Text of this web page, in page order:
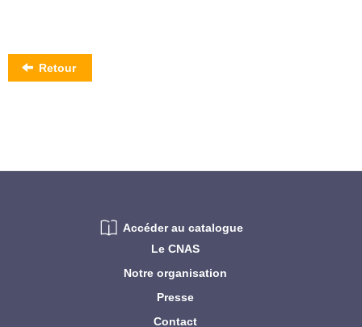
Retour
Le CNAS
Notre organisation
Presse
Contact
Accéder au catalogue